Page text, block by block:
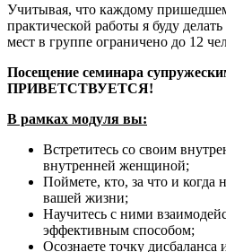
Учитывая, что каждому
практической работы я буду
мест в группе ограничено до 12
Посещение семинара
ПРИВЕТСТВУЕТСЯ!
В рамках модуля вы:
Встретитесь со своим
внутренней женщиной;
Поймете, кто, за что и когда
вашей жизни;
Научитесь с ними
эффективным способом;
Осознаете точку дисбаланса